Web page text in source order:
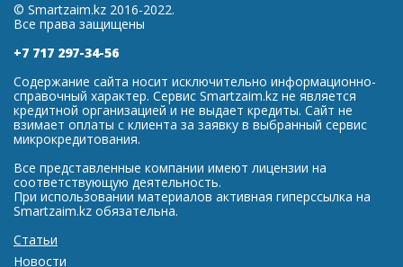
© Smartzaim.kz 2016-2022.
Все права защищены
+7 717 297-34-56
Содержание сайта носит исключительно информационно-
справочный характер. Сервис Smartzaim.kz не является
кредитной организацией и не выдает кредиты. Сайт не
взимает оплаты с клиента за заявку в выбранный сервис
микрокредитования.
Все представленные компании имеют лицензии на
соответствующую деятельность.
При использовании материалов активная гиперссылка на
Smartzaim.kz обязательна.
Статьи
Новости